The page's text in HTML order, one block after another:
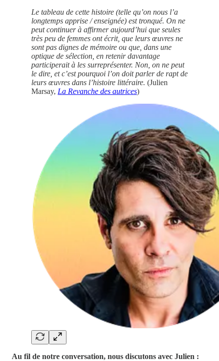
Le tableau de cette histoire (telle qu’on nous l’a
longtemps apprise / enseignée) est tronqué. On ne
peut continuer à affirmer aujourd’hui que seules
très peu de femmes ont écrit, que leurs œuvres ne
sont pas dignes de mémoire ou que, dans une
optique de sélection, en retenir davantage
participerait à les surreprésenter. Non, on ne peut
le dire, et c’est pourquoi l’on doit parler de rapt de
leurs œuvres dans l’histoire littéraire. (Julien
Marsay, La Revanche des autrices)
Au fil de notre conversation, nous discutons avec Julien :